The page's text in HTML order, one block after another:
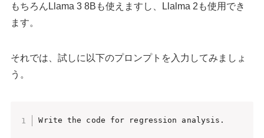
もちろんLlama 3 8Bも使えますし、Llalma 2も使用でき
ます。
それでは、試しに以下のプロンプトを入力してみましょ
う。
Write the code for regression analysis.